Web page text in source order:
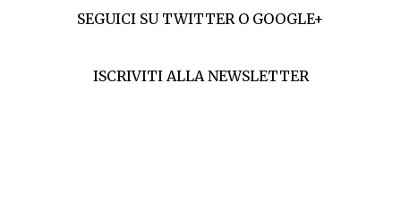
SEGUICI SU TWITTER O GOOGLE+
ISCRIVITI ALLA NEWSLETTER